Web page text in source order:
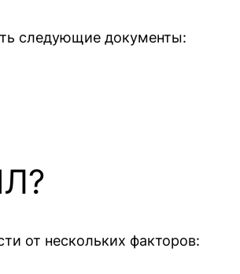
следующие документы:
от нескольких факторов: